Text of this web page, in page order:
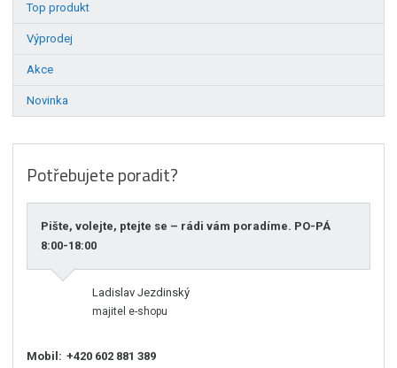
Top produkt
Výprodej
Akce
Novinka
Potřebujete poradit?
Pište, volejte, ptejte se – rádi vám poradíme. PO-PÁ
8:00-18:00
Ladislav Jezdinský
majitel e-shopu
Mobil: +420 602 881 389